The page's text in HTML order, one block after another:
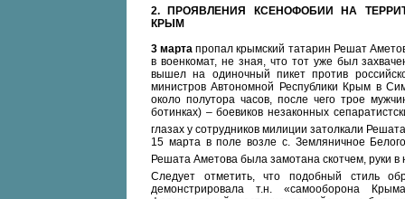
2.
ПРОЯВЛЕНИЯ КСЕНОФОБИИ НА
КРЫМ
3 марта пропал крымский татарин Решат
в военкомат, не зная, что тот уже был
вышел на одиночный пикет против
министров Автономной Республики Крым в
около полутора часов, после чего трое
ботинках) – боевиков незаконных
глазах у сотрудников милиции затолкали
15 марта в поле возле с. Земляничное
Решата Аметова была замотана скотчем, руки
Следует отметить, что подобный стиль
демонстрировала т.н. «самооборона